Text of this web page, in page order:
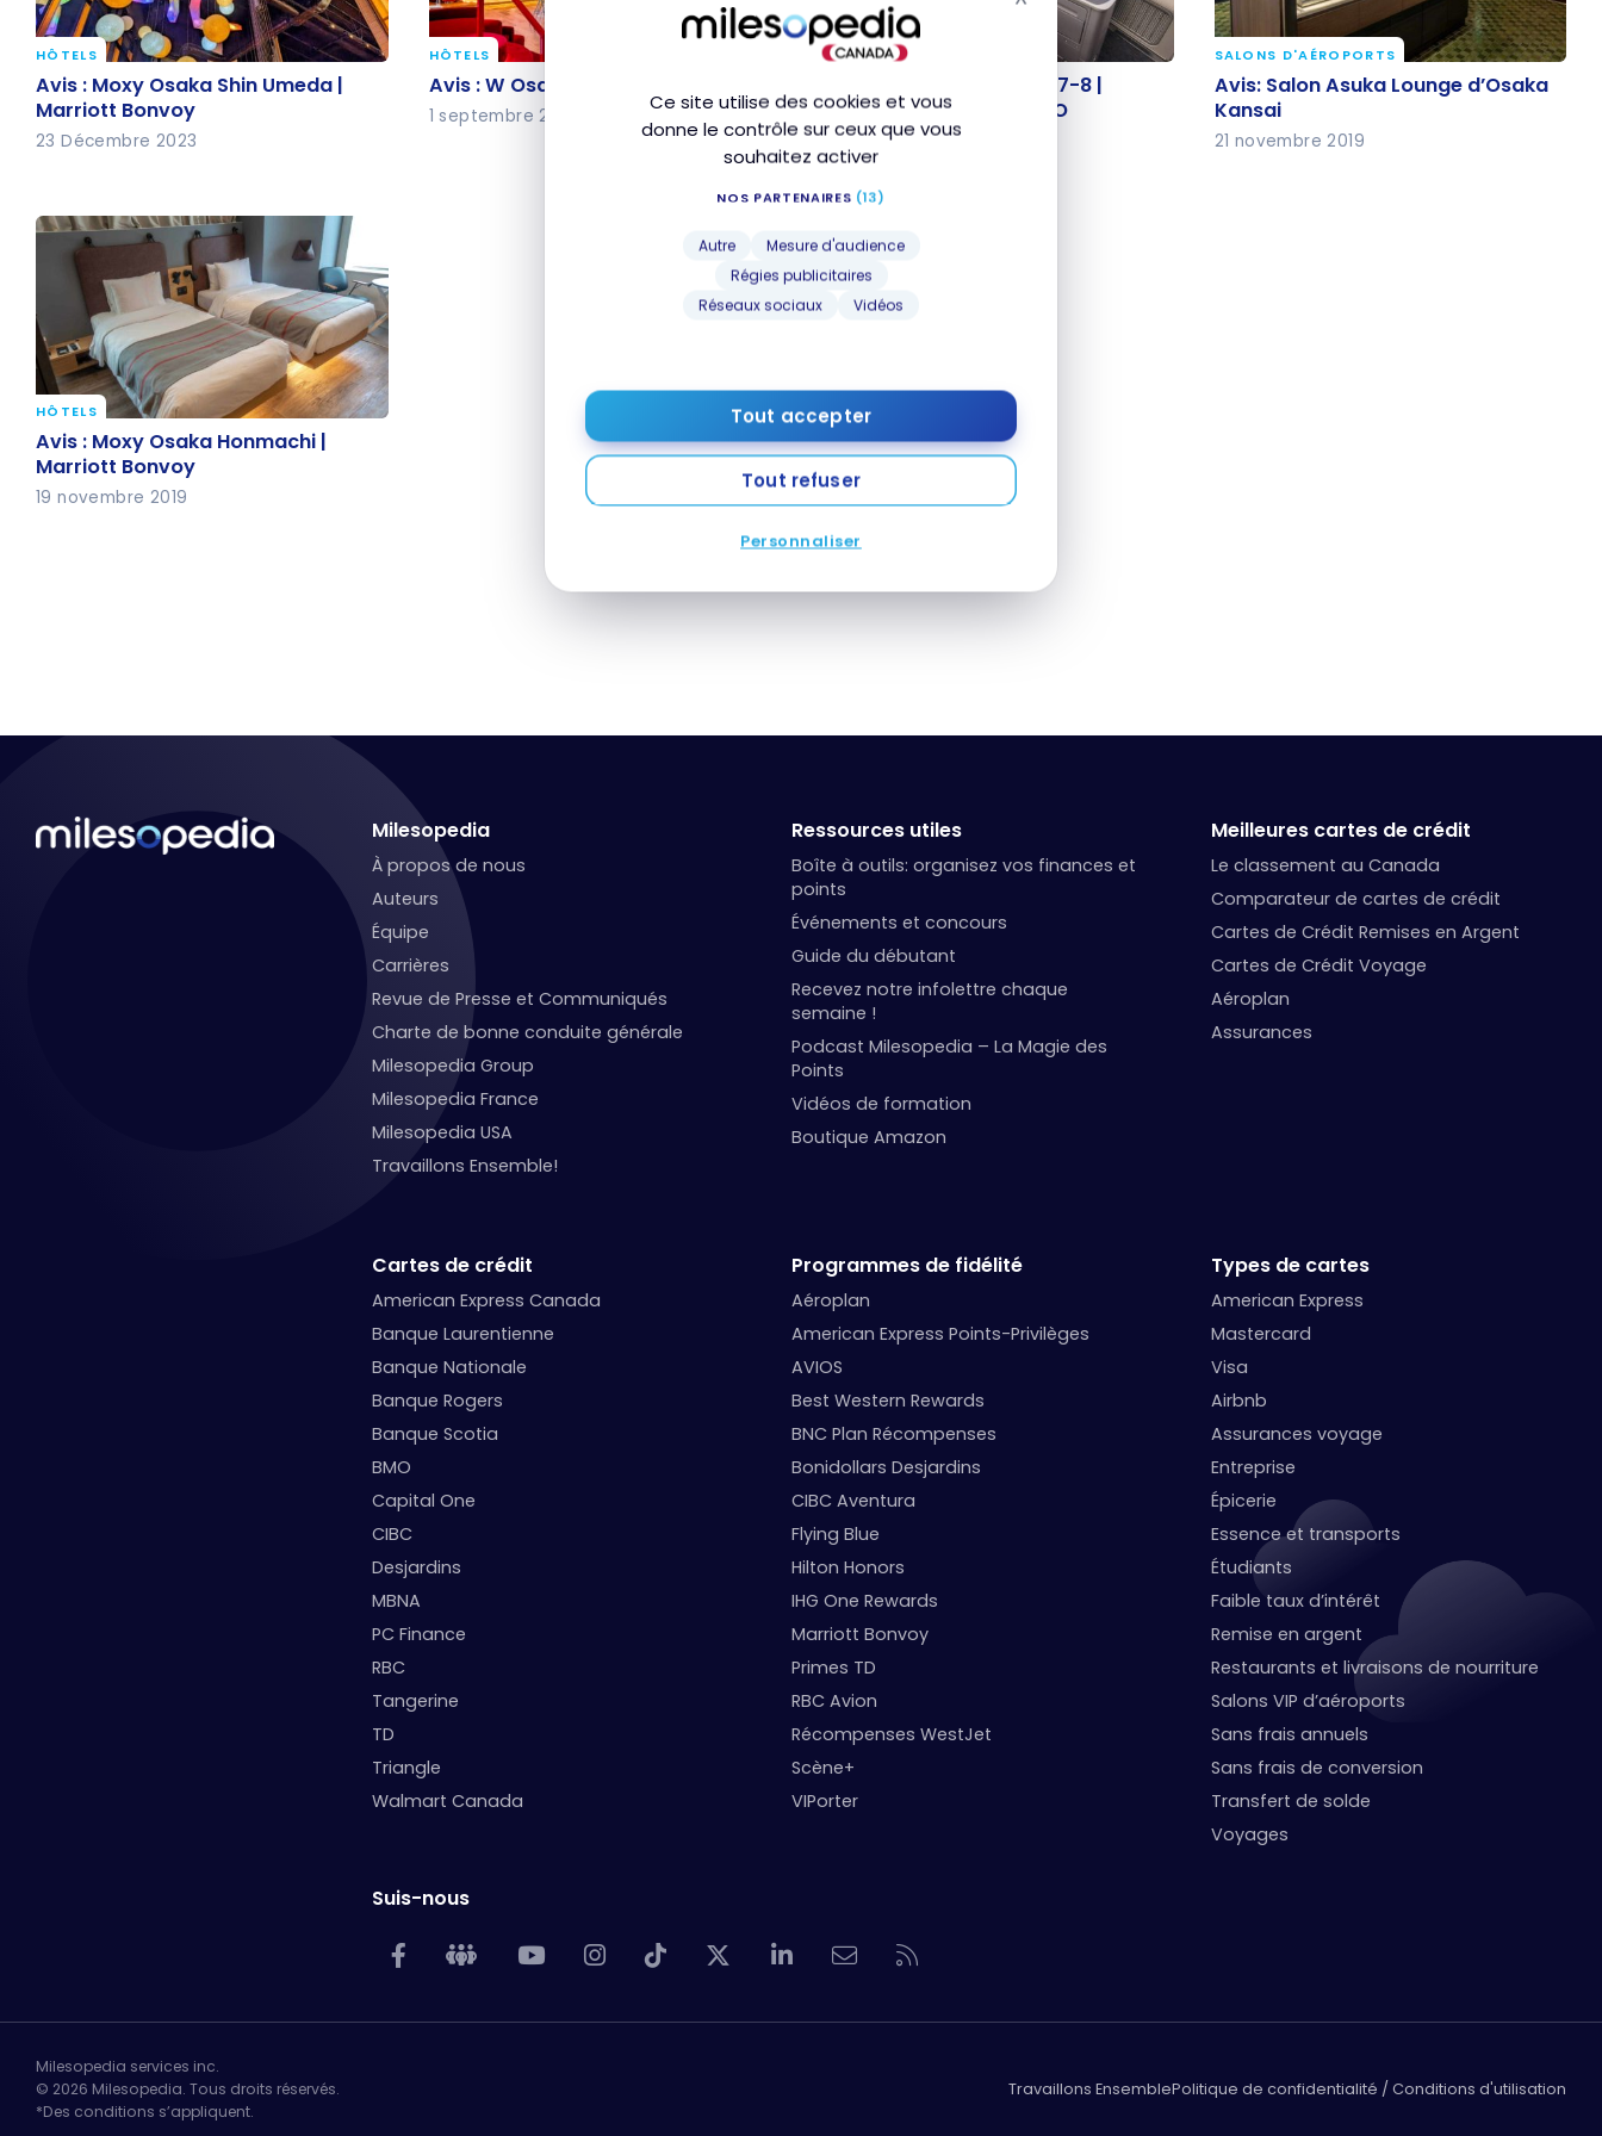
Ce site utilise des cookies et vous
donne le contrôle sur ceux que vous
souhaitez activer
NOS PARTENAIRES (13)
Autre
Mesure d'audience
Régies publicitaires
Réseaux sociaux
Vidéos
Tout accepter
Tout refuser
Personnaliser
Masquer le bandeau des cookies
Avis : Moxy Osaka Shin Umeda |
Marriott Bonvoy
HÔTELS
Avis : Moxy Osaka Shin Umeda |
Marriott Bonvoy
23 Décembre 2023
Avis : W Osaka | Marriott Bonvoy
HÔTELS
Avis : W Osaka | Marriott Bonvoy
1 septembre 2023
Avis : United Airlines B787-8 |
Classe Affaires | KIX-SFO
VOLS
Avis : United Airlines B787-8 |
Classe Affaires | KIX-SFO
27 novembre 2019
Avis: Salon Asuka Lounge d’Osaka
Kansai
SALONS D'AÉROPORTS
Avis: Salon Asuka Lounge d’Osaka
Kansai
21 novembre 2019
Avis : Moxy Osaka Honmachi |
Marriott Bonvoy
HÔTELS
Avis : Moxy Osaka Honmachi |
Marriott Bonvoy
19 novembre 2019
Milesopedia
À propos de nous
Auteurs
Équipe
Carrières
Revue de Presse et Communiqués
Charte de bonne conduite générale
Milesopedia Group
Milesopedia France
Milesopedia USA
Travaillons Ensemble!
Ressources utiles
Boîte à outils: organisez vos finances et
points
Événements et concours
Guide du débutant
Recevez notre infolettre chaque
semaine !
Podcast Milesopedia – La Magie des
Points
Vidéos de formation
Boutique Amazon
Meilleures cartes de crédit
Le classement au Canada
Comparateur de cartes de crédit
Cartes de Crédit Remises en Argent
Cartes de Crédit Voyage
Aéroplan
Assurances
Cartes de crédit
American Express Canada
Banque Laurentienne
Banque Nationale
Banque Rogers
Banque Scotia
BMO
Capital One
CIBC
Desjardins
MBNA
PC Finance
RBC
Tangerine
TD
Triangle
Walmart Canada
Programmes de fidélité
Aéroplan
American Express Points-Privilèges
AVIOS
Best Western Rewards
BNC Plan Récompenses
Bonidollars Desjardins
CIBC Aventura
Flying Blue
Hilton Honors
IHG One Rewards
Marriott Bonvoy
Primes TD
RBC Avion
Récompenses WestJet
Scène+
VIPorter
Types de cartes
American Express
Mastercard
Visa
Airbnb
Assurances voyage
Entreprise
Épicerie
Essence et transports
Étudiants
Faible taux d’intérêt
Remise en argent
Restaurants et livraisons de nourriture
Salons VIP d’aéroports
Sans frais annuels
Sans frais de conversion
Transfert de solde
Voyages
Suis-nous
Travaillons EnsemblePolitique de confidentialité / Conditions d'utilisation
Milesopedia services inc.
© 2026 Milesopedia. Tous droits réservés.
*Des conditions s’appliquent.